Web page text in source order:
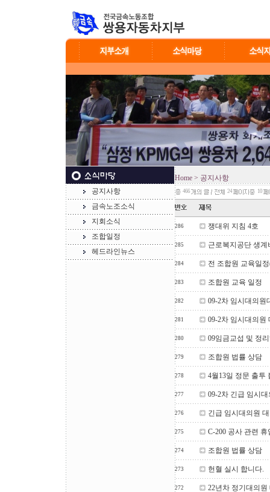
공지사항
금속노조소식
지회소식
조합일정
헤드라인뉴스
Home > 공지사항
466 24 10
286 쟁대위 지침 4호
285 근로복지공단 생
284 전 조합원 교육일
283 조합원 교육 일정
282 09-2차 임시대의원
281 09-2차 임시대의원
280 09임금교섭 및 정
279 조합원 법률 상담
278 4월13일 정문 출투
277 09-2차 긴급 임시
276 긴급 임시대의원
275 C-200 공사 관련
274 조합원 법률 상담
273 헌혈 실시 합니다.
272 22년차 정기대의